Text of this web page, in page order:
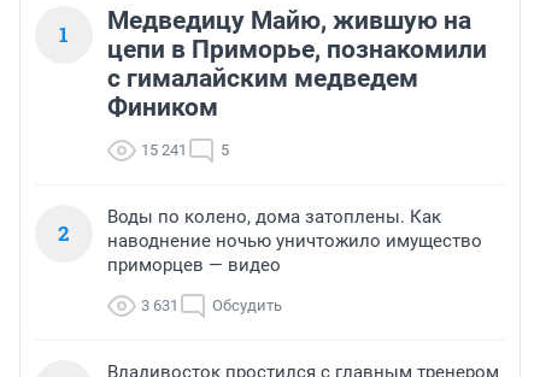
1
Медведицу Майю, жившую на
цепи в Приморье, познакомили
с гималайским медведем
Фиником
15 241 5
2
Воды по колено, дома затоплены. Как
наводнение ночью уничтожило имущество
приморцев — видео
3 631 Обсудить
Владивосток простился с главным тренером